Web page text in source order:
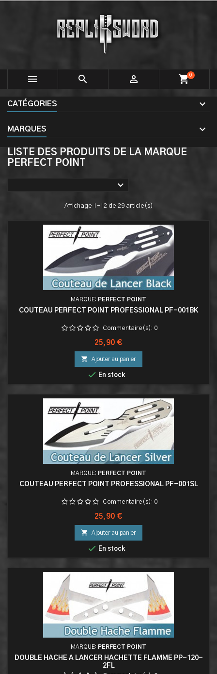
   shopping_cart0
CATÉGORIES
MARQUES
LISTE DES PRODUITS DE LA MARQUE
PERFECT POINT

Affichage 1-12 de 29 article(s)
MARQUE: PERFECT POINT
COUTEAU PERFECT POINT PROFESSIONAL PF-001BK
Commentaire(s): 0
Prix
25,90 €
 Ajouter au panier
 En stock
MARQUE: PERFECT POINT
COUTEAU PERFECT POINT PROFESSIONAL PF-001SL
Commentaire(s): 0
Prix
25,90 €
 Ajouter au panier
 En stock
MARQUE: PERFECT POINT
DOUBLE HACHE A LANCER HACHETTE FLAMME PP-120-
2FL